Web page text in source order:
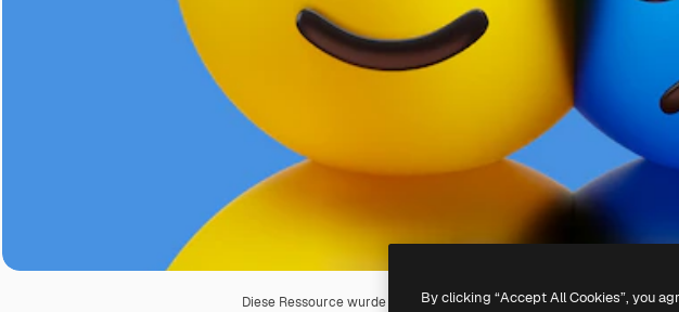
Diese Ressource wurde mit KIerstellt. Du kannst deine eigene mit
By clicking “Accept All Cookies”, you